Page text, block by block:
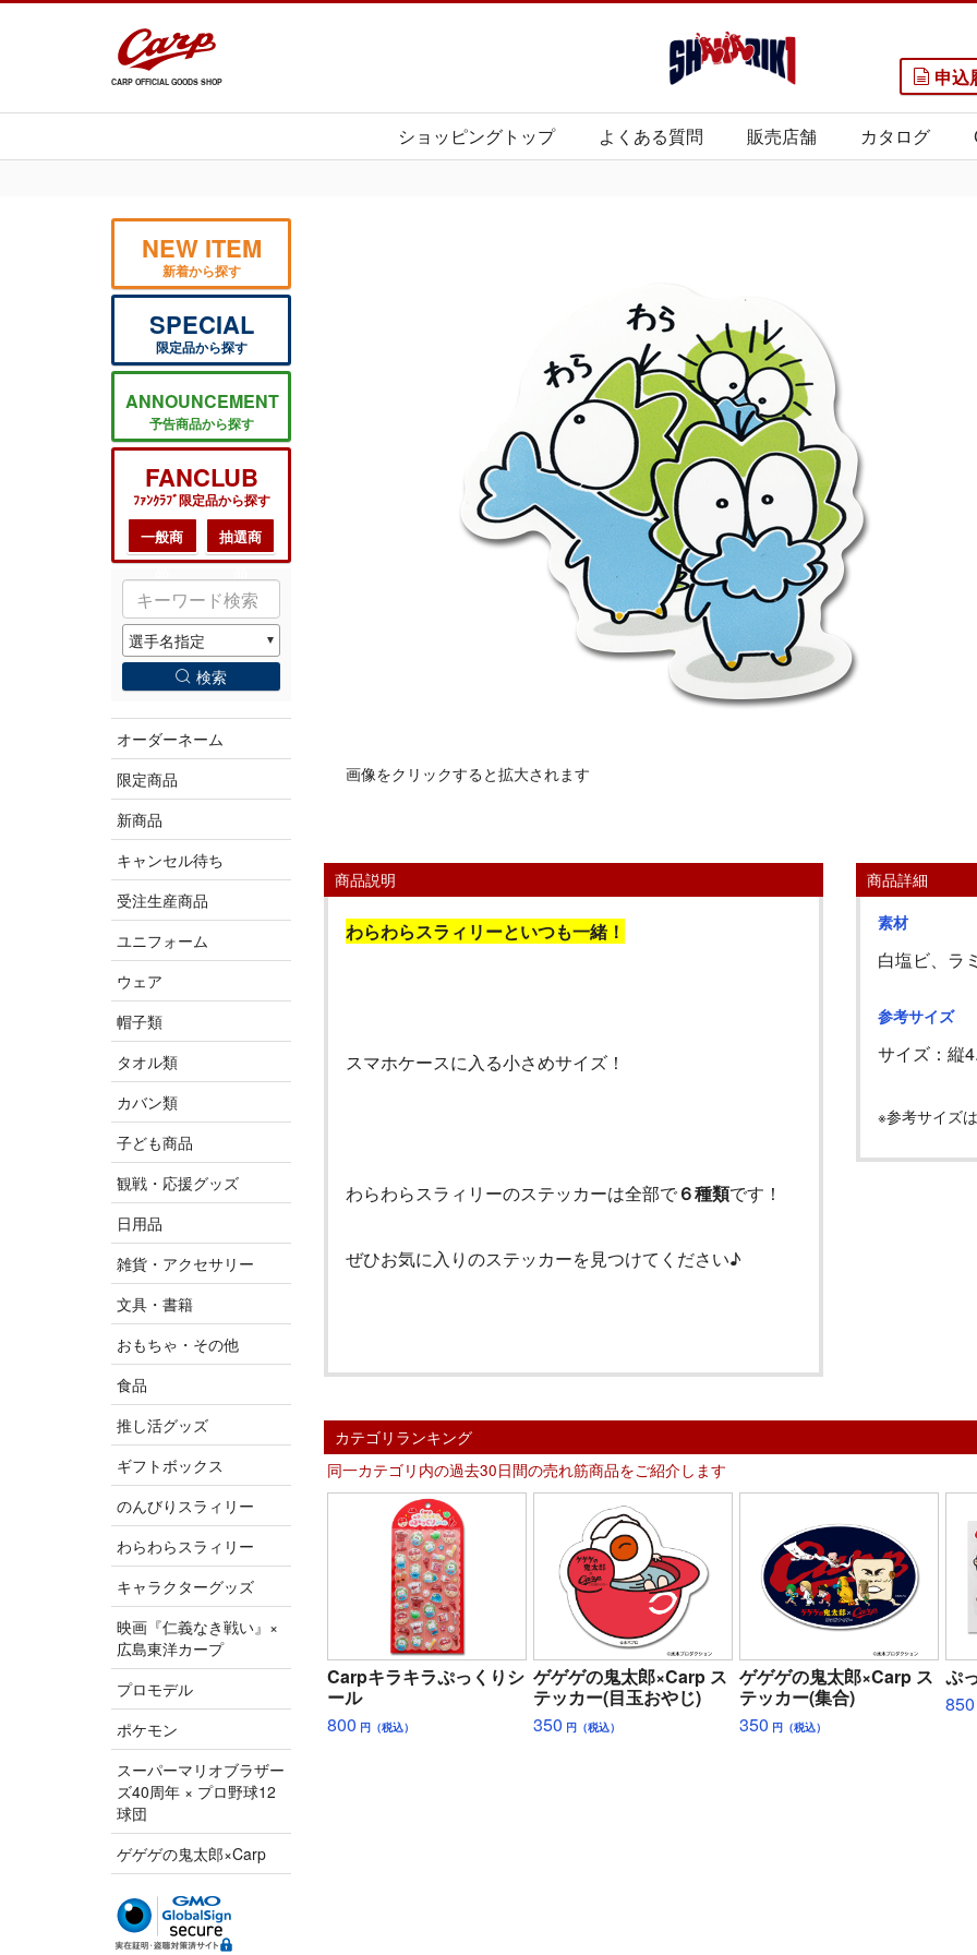
CARP OFFICIAL GOODS SHOP 申込
ショッピングトップ よくある質問 販売店舗 カタログ
NEW ITEM
新着から探す
SPECIAL
限定品から探す
ANNOUNCEMENT
予告商品から探す
FANCLUB
ﾌｧﾝｸﾗﾌﾞ限定品から探す
一般商
抽選商
検索
オーダーネーム
限定商品
新商品
キャンセル待ち
受注生産商品
ユニフォーム
ウェア
帽子類
タオル類
カバン類
子ども商品
観戦・応援グッズ
日用品
雑貨・アクセサリー
文具・書籍
おもちゃ・その他
食品
推し活グッズ
ギフトボックス
のんびりスラィリー
わらわらスラィリー
キャラクターグッズ
映画『仁義なき戦い』×
広島東洋カープ
プロモデル
ポケモン
スーパーマリオブラザー
ズ40周年 × プロ野球12
球団
ゲゲゲの鬼太郎×Carp
画像をクリックすると拡大されます
商品説明
わらわらスラィリーといつも一緒！
スマホケースに入る小さめサイズ！
わらわらスラィリーのステッカーは全部で６種類です！
ぜひお気に入りのステッカーを見つけてください♪
商品詳細
素材
白塩ビ、ラ
参考サイズ
サイズ：縦
※参考サイズ
カテゴリランキング
同一カテゴリ内の過去30日間の売れ筋商品をご紹介します
Carpキラキラぷっくりシ
ール
800 円（税込）
ゲゲゲの鬼太郎×Carp ス
テッカー(目玉おやじ)
350 円（税込）
ゲゲゲの鬼太郎×Carp ス
テッカー(集合)
350 円（税込）
ぷ
850